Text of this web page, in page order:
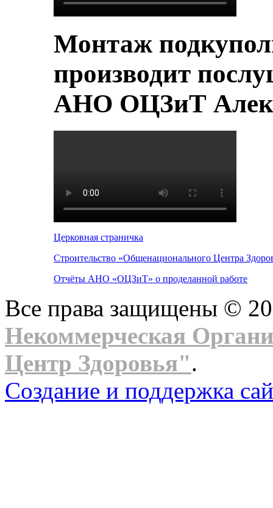
Монтаж
производит
АНО ОЦЗиТ
Церковная страничка
Строительство «Общенационального Центра
Отчёты АНО «ОЦЗиТ» о проделанной работе
Все права защищены ©
Некоммерческая
Центр Здоровья".
Создание и поддержка